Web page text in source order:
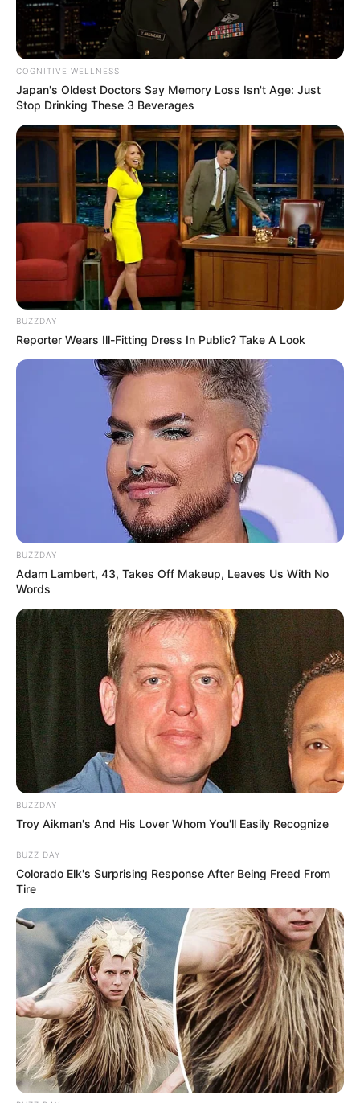
COGNITIVE WELLNESS
Japan's Oldest Doctors Say Memory Loss Isn't Age: Just
Stop Drinking These 3 Beverages
BUZZDAY
Reporter Wears Ill-Fitting Dress In Public? Take A Look
BUZZDAY
Adam Lambert, 43, Takes Off Makeup, Leaves Us With No
Words
BUZZDAY
Troy Aikman's And His Lover Whom You'll Easily Recognize
BUZZ DAY
Colorado Elk's Surprising Response After Being Freed From
Tire